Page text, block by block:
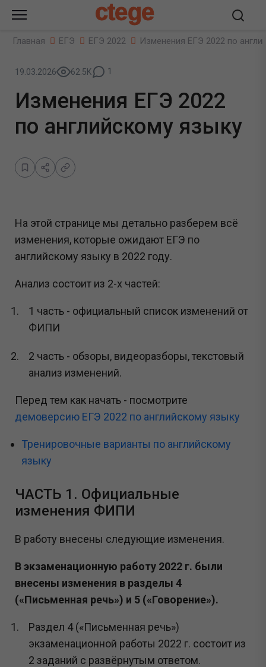
ctege
Главная ЕГЭ ЕГЭ 2022 Изменения ЕГЭ 2022 по
19.03.2026 62.5K 1
Изменения ЕГЭ 2022
по английскому языку
На этой странице мы детально разберем всё
изменения, которые ожидают ЕГЭ по
английскому языку в 2022 году.
Анализ состоит из 2-х частей:
1 часть - официальный список изменений от
ФИПИ
2 часть - обзоры, видеоразборы, текстовый
анализ изменений.
Перед тем как начать - посмотрите
демоверсию ЕГЭ 2022 по английскому языку
Тренировочные варианты по английскому
языку
ЧАСТЬ 1. Официальные
изменения ФИПИ
В работу внесены следующие изменения.
В экзаменационную работу 2022 г. были
внесены изменения в разделы 4
(«Письменная речь») и 5 («Говорение»).
Раздел 4 («Письменная речь»)
экзаменационной работы 2022 г. состоит из
2 заданий с развёрнутым ответом.